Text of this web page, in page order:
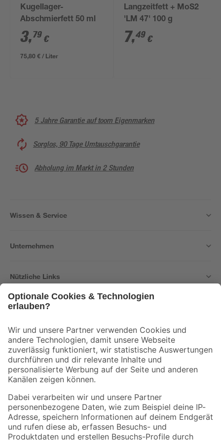
Kugellager-
Abschmierfett 50 ml
3,79 €
75,80 € / Liter
Langzeitfett + MoS2
'LM 47' 100 g
7,49 €
5 Jahre Garantie auf toom Eigenmarken
Sorglos, 90 Tage Umtauschgarantie
Abholung im Markt in 2 Stunden
Wissen & Service
Unternehmen
Nützliche Links
Der toom Newsletter: Keine Angebote und Aktionen mehr verpassen!
Zur Newsletter Anmeldung
Folge uns
Zahlungsarten Versandarten